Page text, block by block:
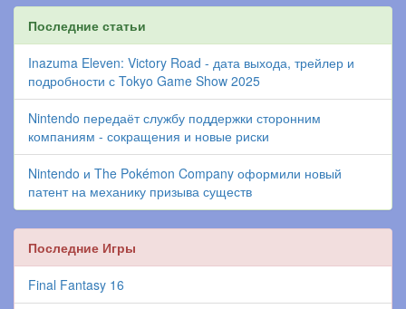
Последние статьи
Inazuma Eleven: Victory Road - дата выхода, трейлер и
подробности с Tokyo Game Show 2025
Nintendo передаёт службу поддержки сторонним
компаниям - сокращения и новые риски
Nintendo и The Pokémon Company оформили новый
патент на механику призыва существ
Последние Игры
Final Fantasy 16